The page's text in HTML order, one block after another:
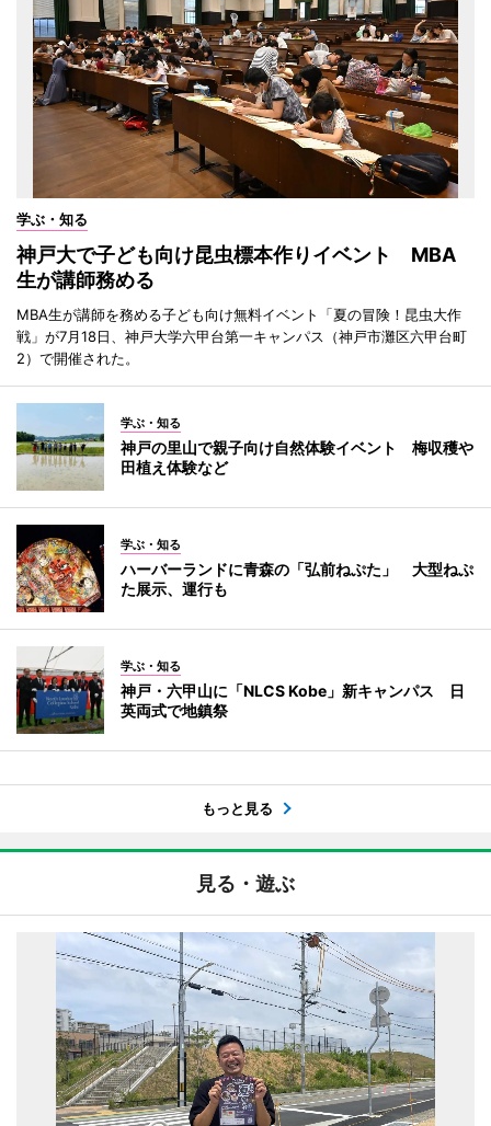
学ぶ・知る
神戸大で子ども向け昆虫標本作りイベント MBA
生が講師務める
MBA生が講師を務める子ども向け無料イベント「夏の冒険！昆虫大作
戦」が7月18日、神戸大学六甲台第一キャンパス（神戸市灘区六甲台町
2）で開催された。
学ぶ・知る
神戸の里山で親子向け自然体験イベント 梅収穫や
田植え体験など
学ぶ・知る
ハーバーランドに青森の「弘前ねぷた」 大型ねぷ
た展示、運行も
学ぶ・知る
神戸・六甲山に「NLCS Kobe」新キャンパス 日
英両式で地鎮祭
もっと見る
見る・遊ぶ